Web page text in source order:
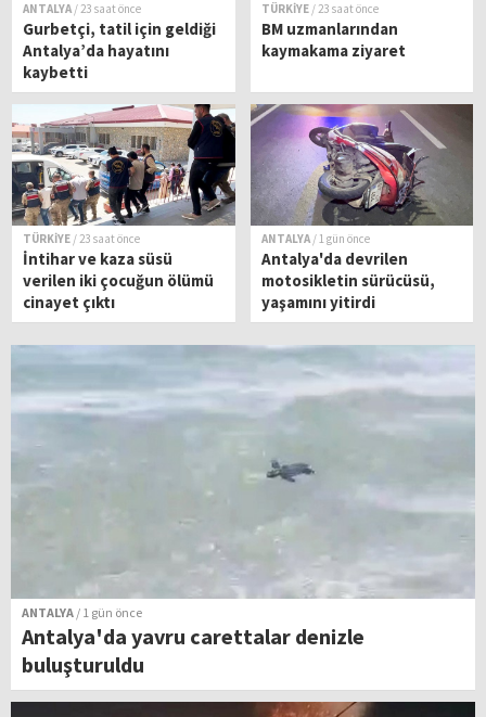
ANTALYA / 23 saat önce
Gurbetçi, tatil için geldiği
Antalya’da hayatını
kaybetti
TÜRKİYE / 23 saat önce
BM uzmanlarından
kaymakama ziyaret
TÜRKİYE / 23 saat önce
İntihar ve kaza süsü
verilen iki çocuğun ölümü
cinayet çıktı
ANTALYA / 1 gün önce
Antalya'da devrilen
motosikletin sürücüsü,
yaşamını yitirdi
ANTALYA / 1 gün önce
Antalya'da yavru carettalar denizle
buluşturuldu